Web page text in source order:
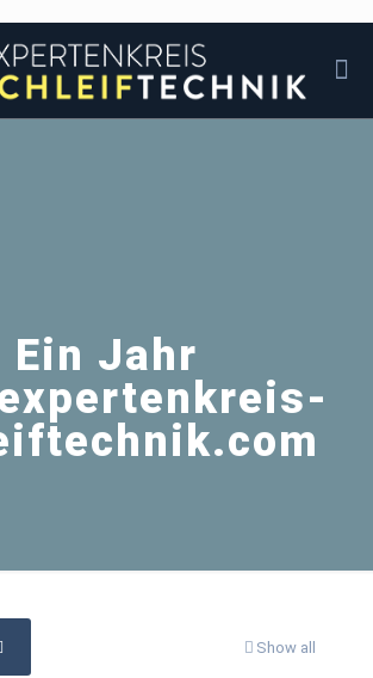
Ein Jahr
Show all